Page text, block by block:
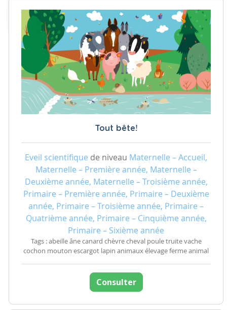
Tout bête!
Eveil scientifique de niveau Maternelle – Accueil,
Maternelle – Première année, Maternelle –
Deuxième année, Maternelle – Troisième année,
Primaire – Première année, Primaire – Deuxième
année, Primaire – Troisième année, Primaire –
Quatrième année, Primaire – Cinquième année,
Primaire – Sixième année
Tags : abeille âne canard chèvre cheval poule truite vache
cochon mouton escargot lapin animaux élevage ferme animal
Consulter